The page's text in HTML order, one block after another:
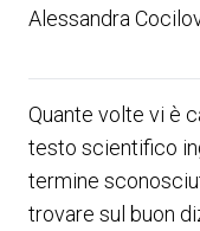
Alessandra
Quante volte vi è
testo scientifico
termine
trovare sul buon